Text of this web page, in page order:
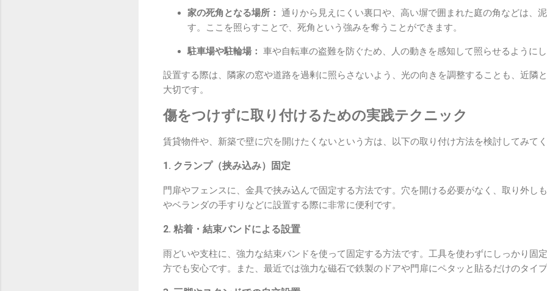
家の死角となる場所： 通りから見えにくい裏口や、高い塀で囲まれた庭の角などは、
す。ここを照らすことで、死角という強みを奪うことができます。
駐車場や駐輪場： 車や自転車の盗難を防ぐため、人の動きを感知して照らせるように
設置する際は、隣家の窓や道路を過剰に照らさないよう、光の向きを調整することも、近隣
大切です。
傷をつけずに取り付けるための実践テクニック
賃貸物件や、新築で壁に穴を開けたくないという方は、以下の取り付け方法を検討してみて
1. クランプ（挟み込み）固定
門扉やフェンスに、金具で挟み込んで固定する方法です。穴を開ける必要がなく、取り外し
やベランダの手すりなどに設置する際に非常に便利です。
2. 粘着・結束バンドによる設置
雨どいや支柱に、強力な結束バンドを使って固定する方法です。工具を使わずにしっかり固
方でも安心です。また、最近では強力な磁石で鉄製のドアや門扉にペタッと貼るだけのタイ